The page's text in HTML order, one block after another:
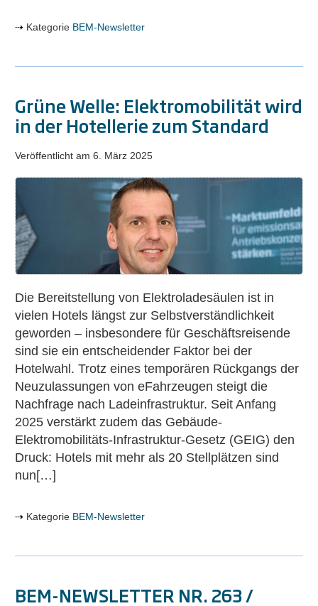
Kategorie BEM-Newsletter
Grüne Welle: Elektromobilität wird
in der Hotellerie zum Standard
Veröffentlicht am 6. März 2025
Grüne
Welle:
Elektromobilität
wird
in
der
Hotellerie
zum
Standard
Die Bereitstellung von Elektroladesäulen ist in
vielen Hotels längst zur Selbstverständlichkeit
geworden – insbesondere für Geschäftsreisende
sind sie ein entscheidender Faktor bei der
Hotelwahl. Trotz eines temporären Rückgangs der
Neuzulassungen von eFahrzeugen steigt die
Nachfrage nach Ladeinfrastruktur. Seit Anfang
2025 verstärkt zudem das Gebäude-
Elektromobilitäts-Infrastruktur-Gesetz (GEIG) den
Druck: Hotels mit mehr als 20 Stellplätzen sind
nun[…]
Kategorie BEM-Newsletter
BEM-NEWSLETTER NR. 263 /